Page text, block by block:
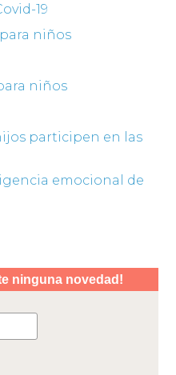
19
niños
niños
participen en las
emocional de